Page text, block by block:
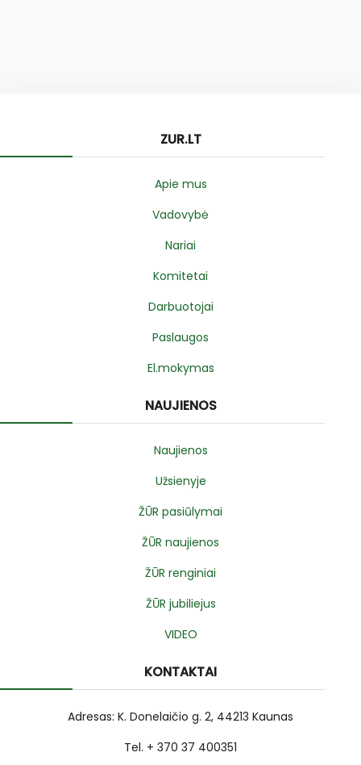
ZUR.LT
Apie mus
Vadovybė
Nariai
Komitetai
Darbuotojai
Paslaugos
El.mokymas
NAUJIENOS
Naujienos
Užsienyje
ŽŪR pasiūlymai
ŽŪR naujienos
ŽŪR renginiai
ŽŪR jubiliejus
VIDEO
KONTAKTAI
Adresas: K. Donelaičio g. 2, 44213 Kaunas
Tel. + 370 37 400351